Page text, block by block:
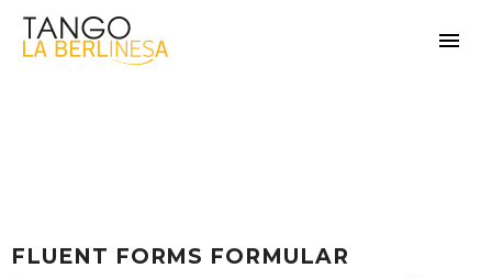
FLUENT FORMS FORMULAR